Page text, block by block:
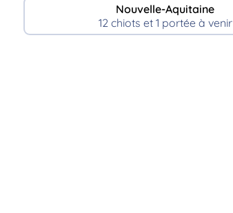
Nouvelle-Aquitaine
12 chiots et 1 portée à venir